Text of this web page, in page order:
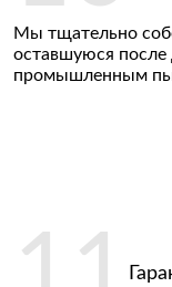
Мы тщательно
оставшуюся
промышленным